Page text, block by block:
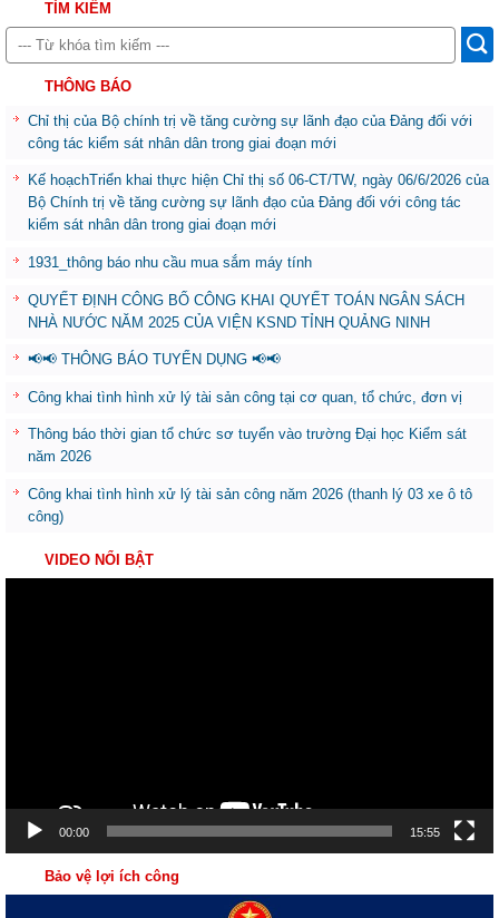
TÌM KIẾM
THÔNG BÁO
Chỉ thị của Bộ chính trị về tăng cường sự lãnh đạo của Đảng đối với
công tác kiểm sát nhân dân trong giai đoạn mới
Kế hoạchTriển khai thực hiện Chỉ thị số 06-CT/TW, ngày 06/6/2026 của
Bộ Chính trị về tăng cường sự lãnh đạo của Đảng đối với công tác
kiểm sát nhân dân trong giai đoạn mới
1931_thông báo nhu cầu mua sắm máy tính
QUYẾT ĐỊNH CÔNG BỐ CÔNG KHAI QUYẾT TOÁN NGÂN SÁCH
NHÀ NƯỚC NĂM 2025 CỦA VIỆN KSND TỈNH QUẢNG NINH
📢📢 THÔNG BÁO TUYỂN DỤNG 📢📢
Công khai tình hình xử lý tài sản công tại cơ quan, tổ chức, đơn vị
Thông báo thời gian tổ chức sơ tuyển vào trường Đại học Kiểm sát
năm 2026
Công khai tình hình xử lý tài sản công năm 2026 (thanh lý 03 xe ô tô
công)
VIDEO NỔI BẬT
00:00 15:55
Bảo vệ lợi ích công